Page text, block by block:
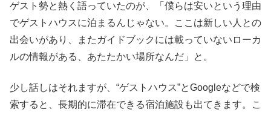
ゲスト勢と熱く語っていたのが、「僕らは安いという理由
でゲストハウスに泊まるんじゃない。ここは新しい人との
出会いがあり、またガイドブックには載っていないローカ
ルの情報がある、あたたかい場所なんだ」と。
少し話しはそれますが、“ゲストハウス”とGoogleなどで検
索すると、長期的に滞在できる宿泊施設も出てきます。こ